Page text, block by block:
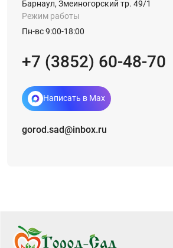
Барнаул, Змеиногорский тр. 49/1
Режим работы
Пн-вс 9:00-18:00
+7 (3852) 60-48-70
Написать в Max
gorod.sad@inbox.ru